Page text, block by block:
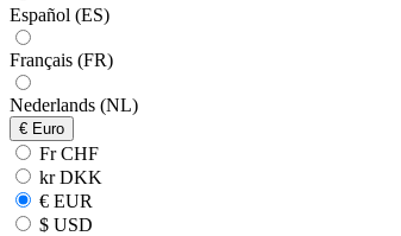
Español (ES)
Français (FR)
Nederlands (NL)
€ Euro
Fr CHF
kr DKK
€ EUR
$ USD